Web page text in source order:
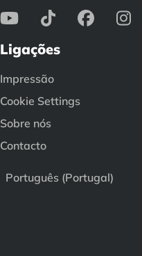
Ligações
Impressão
Cookie Settings
Sobre nós
Contacto
Português (Portugal)